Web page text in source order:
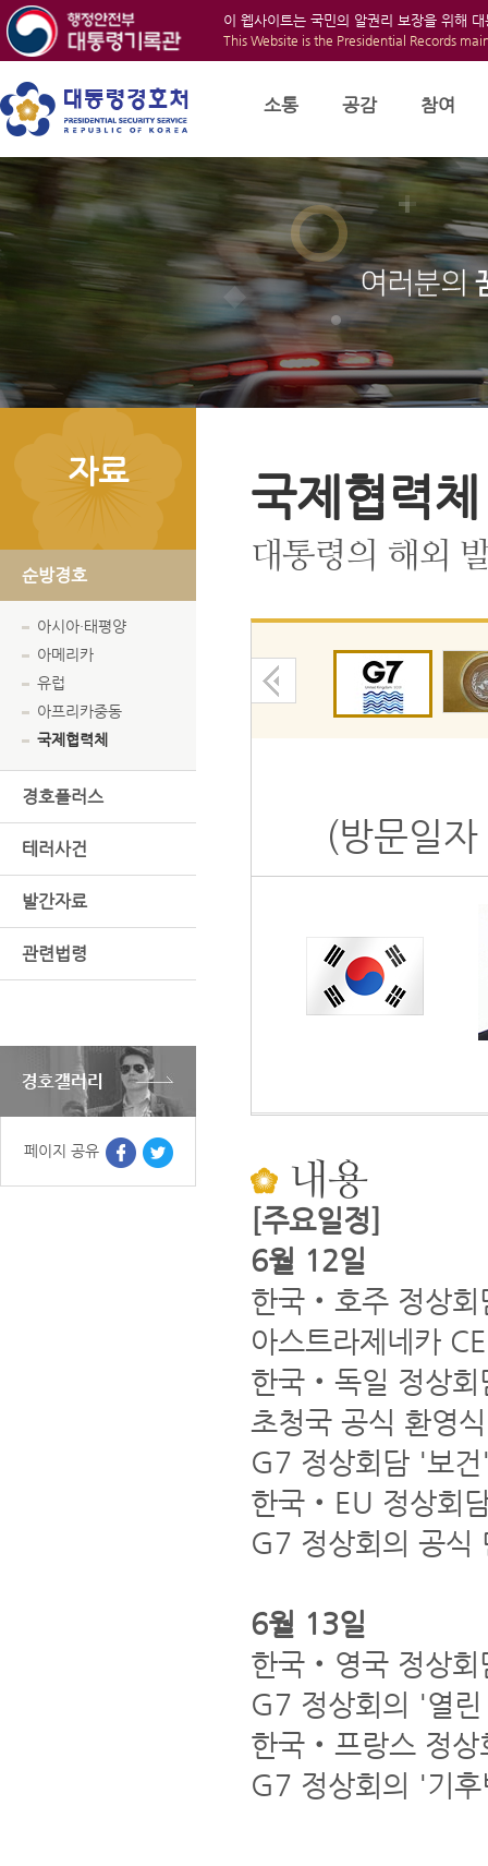
이 웹사이트는 국민의 알권리 보장을 위해
This Website is the Presidential Records
소통 공감 참여
자료
순방경호
아시아·태평양
아메리카
유럽
아프리카중동
국제협력체
경호플러스
테러사건
발간자료
관련법령
페이지 공유
국제협력체
대통령의 해외
(방문일
내용
[주요일정]
6월 12일
한국‧호주 정상회
아스트라제네카
한국‧독일 정상회
초청국 공식 환영식
G7 정상회담 '보
한국‧EU 정상회
G7 정상회의 공식
6월 13일
한국‧영국 정상회
G7 정상회의 '열
한국‧프랑스 정상
G7 정상회의 '기